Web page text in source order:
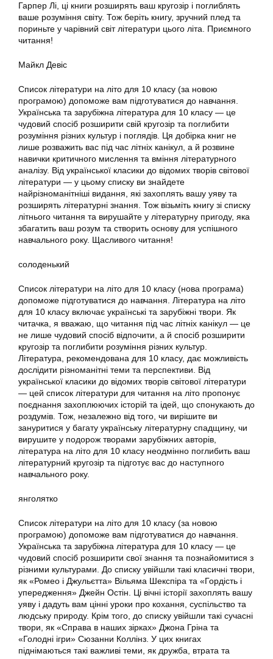
Гарпер Лі, ці книги розширять ваш кругозір і поглиблять
ваше розуміння світу. Тож беріть книгу, зручний плед та
пориньте у чарівний світ літератури цього літа. Приємного
читання!
Майкл Девіс
Список літератури на літо для 10 класу (за новою
програмою) допоможе вам підготуватися до навчання.
Українська та зарубіжна література для 10 класу — це
чудовий спосіб розширити свій кругозір та поглибити
розуміння різних культур і поглядів. Ця добірка книг не
лише розважить вас під час літніх канікул, а й розвине
навички критичного мислення та вміння літературного
аналізу. Від української класики до відомих творів світової
літератури — у цьому списку ви знайдете
найрізноманітніші видання, які захоплять вашу уяву та
розширять літературні знання. Тож візьміть книгу зі списку
літнього читання та вирушайте у літературну пригоду, яка
збагатить ваш розум та створить основу для успішного
навчального року. Щасливого читання!
солоденький
Список літератури на літо для 10 класу (нова програма)
допоможе підготуватися до навчання. Література на літо
для 10 класу включає українські та зарубіжні твори. Як
читачка, я вважаю, що читання під час літніх канікул — це
не лише чудовий спосіб відпочити, а й спосіб розширити
кругозір та поглибити розуміння різних культур.
Література, рекомендована для 10 класу, дає можливість
дослідити різноманітні теми та перспективи. Від
української класики до відомих творів світової літератури
— цей список літератури для читання на літо пропонує
поєднання захоплюючих історій та ідей, що спонукають до
роздумів. Тож, незалежно від того, чи вирішите ви
зануритися у багату українську літературну спадщину, чи
вирушите у подорож творами зарубіжних авторів,
література на літо для 10 класу неодмінно поглибить ваш
літературний кругозір та підготує вас до наступного
навчального року.
янголятко
Список літератури на літо для 10 класу (за новою
програмою) допоможе вам підготуватися до навчання.
Українська та зарубіжна література для 10 класу — це
чудовий спосіб розширити свої знання та познайомитися з
різними культурами. До списку увійшли такі класичні твори,
як «Ромео і Джульєтта» Вільяма Шекспіра та «Гордість і
упередження» Джейн Остін. Ці вічні історії захоплять вашу
уяву і дадуть вам цінні уроки про кохання, суспільство та
людську природу. Крім того, до списку увійшли такі сучасні
твори, як «Справа в наших зірках» Джона Гріна та
«Голодні ігри» Сюзанни Коллінз. У цих книгах
піднімаються такі важливі теми, як дружба, втрата та